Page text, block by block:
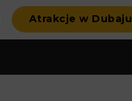
Atrakcje w Dubaju